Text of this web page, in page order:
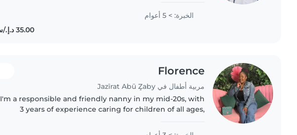
particularly, epilepsy...
الخبرة: > 5 أعوام
Florence
مربية أطفال في Jazīrat Abū Z̧aby
I'm a responsible and friendly nanny in my mid-20s, with
3 years of experience caring for children of all ages,
and food allergies...